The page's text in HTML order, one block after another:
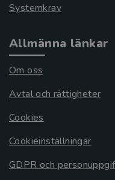
Systemkrav
Allmänna länkar
Om oss
Avtal och rättigheter
Cookies
Cookieinställningar
GDPR och